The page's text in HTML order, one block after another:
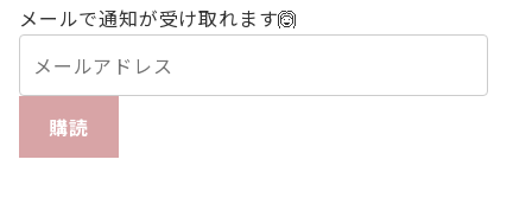
メールで通知が受け取れます🙆
購読